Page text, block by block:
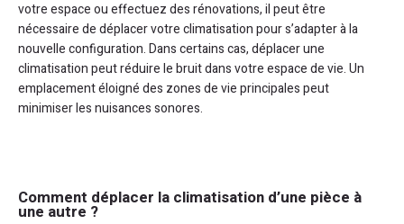
votre espace ou effectuez des rénovations, il peut être
nécessaire de déplacer votre climatisation pour s’adapter à la
nouvelle configuration. Dans certains cas, déplacer une
climatisation peut réduire le bruit dans votre espace de vie. Un
emplacement éloigné des zones de vie principales peut
minimiser les nuisances sonores.
Comment déplacer la climatisation d’une pièce à
une autre ?